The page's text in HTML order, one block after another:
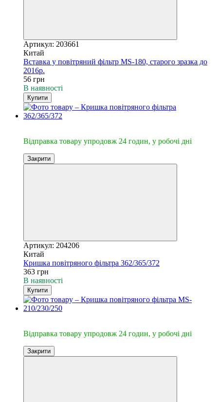
Артикул: 203661
Китай
Вставка у повітряний фільтр MS-180, старого зразка до
2016р.
56 грн
В наявності
Купити
Відправка товару упродовж 24 годин, у робочі дні
Закрити
Артикул: 204206
Китай
Кришка повітряного фільтра 362/365/372
363 грн
В наявності
Купити
Відправка товару упродовж 24 годин, у робочі дні
Закрити